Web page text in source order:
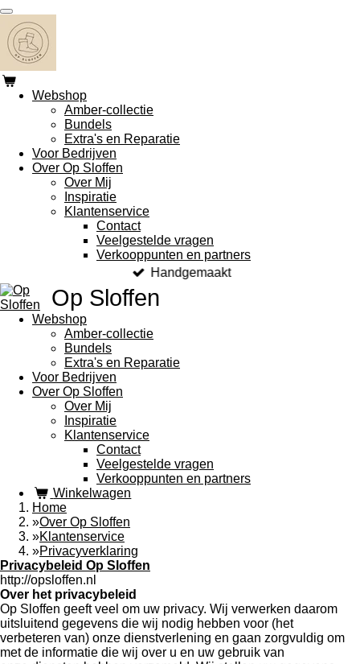
Ga
direct
naar
de
hoofdinhoud
Webshop
Amber-collectie
Bundels
Extra's en Reparatie
Voor Bedrijven
Over Op Sloffen
Over Mij
Inspiratie
Klantenservice
Contact
Veelgestelde vragen
Verkooppunten en partners
Handgemaakt
Op Sloffen
Webshop
Amber-collectie
Bundels
Extra's en Reparatie
Voor Bedrijven
Over Op Sloffen
Over Mij
Inspiratie
Klantenservice
Contact
Veelgestelde vragen
Verkooppunten en partners
Winkelwagen
Home
»Over Op Sloffen
»Klantenservice
»Privacyverklaring
Privacybeleid Op Sloffen
http://opsloffen.nl
Over het privacybeleid
Op Sloffen geeft veel om uw privacy. Wij verwerken daarom
uitsluitend gegevens die wij nodig hebben voor (het
verbeteren van) onze dienstverlening en gaan zorgvuldig om
met de informatie die wij over u en uw gebruik van